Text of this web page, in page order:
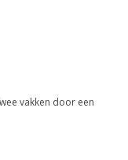
vakken door een